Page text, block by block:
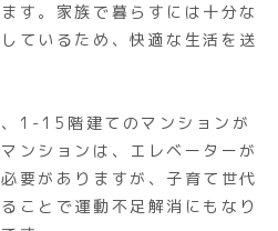
す。家族で暮らすには十分な
ているため、快適な生活を送
1-15階建てのマンションが
ンションは、エレベーターが
要がありますが、子育て世代
ことで運動不足解消にもなり